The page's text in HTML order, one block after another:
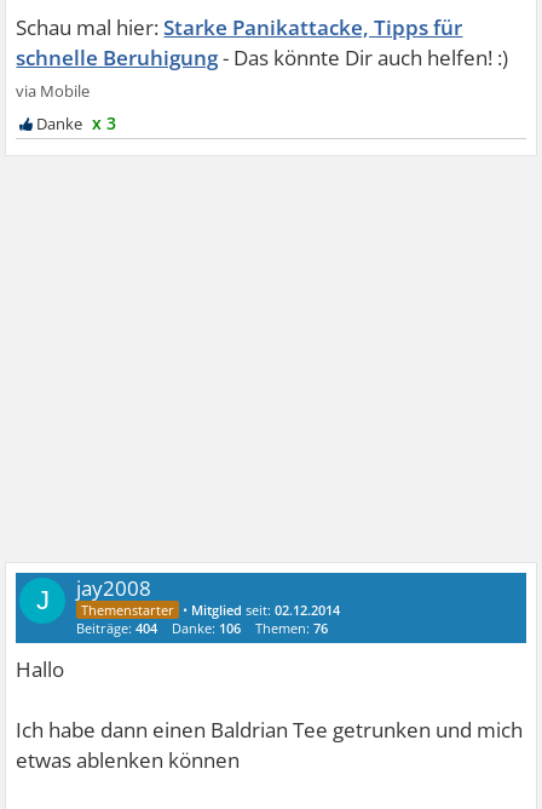
Starke Panikattacke, Tipps für
schnelle Beruhigung
x 3
J jay2008
• Mitglied seit:02.12.2014
Beiträge:404 Danke: 106 Themen:76
Hallo
Ich habe dann einen Baldrian Tee getrunken und mich
etwas ablenken können